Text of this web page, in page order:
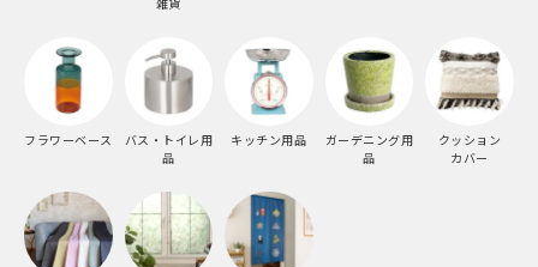
雑貨
フラワーベース
バス・トイレ用
品
キッチン用品
ガーデニング用
品
クッション
カバー